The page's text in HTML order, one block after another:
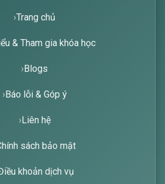
Trang chủ
& Tham gia khóa học
Blogs
Báo lỗi & Góp ý
Liên hệ
sách bảo mật
khoản dịch vụ